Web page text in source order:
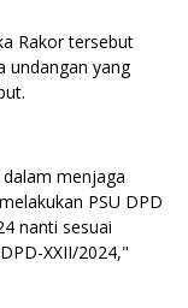
Rakor tersebut
undangan yang
menjaga
PSU DPD
nanti sesuai
XXII/2024,"